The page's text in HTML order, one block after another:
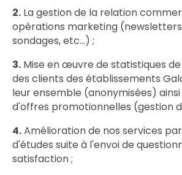
2. La gestion de la relation commerciale via les
opérations marketing
sondages, etc…) ;
3. Mise en œuvre de statistiques de fréquentation
des clients des établissements
leur ensemble (anonymisées) ainsi
d'offres promotionnelles (gestion
4. Amélioration de nos services par la réalisation
d'études suite à l'envoi de
satisfaction ;